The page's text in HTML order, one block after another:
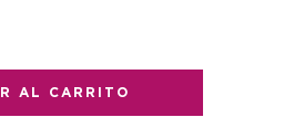
AL CARRITO